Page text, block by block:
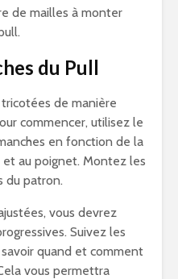
de mailles à monter
du Pull
tricotées de manière
commencer, utilisez le
en fonction de la
et au poignet. Montez les
du patron.
vous devrez
Suivez les
quand et comment
vous permettra